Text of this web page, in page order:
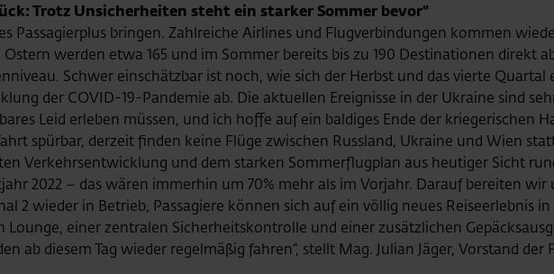
Trotz Unsicherheiten steht ein starker Sommer bevor“
Passagierplus bringen. Zahlreiche Airlines und Flugverbindungen kommen
werden etwa 165 und im Sommer bereits bis zu 190 Destinationen direkt
Schwer einschätzbar ist noch, wie sich der Herbst und das vierte Quartal
der COVID-19-Pandemie ab. Die aktuellen Ereignisse in der Ukraine sind
Leid erleben müssen, und ich hoffe auf ein baldiges Ende der kriegerischen
spürbar, derzeit finden keine Flüge zwischen Russland, Ukraine und Wien
Verkehrsentwicklung und dem starken Sommerflugplan aus heutiger Sicht
2022 – das wären immerhin um 70% mehr als im Vorjahr. Darauf bereiten wir
2 wieder in Betrieb, Passagiere können sich auf ein völlig neues Reiseerlebnis
Lounge, einer zentralen Sicherheitskontrolle und einer zusätzlichen
ab diesem Tag wieder regelmäßig fahren“, stellt Mag. Julian Jäger, Vorstand der